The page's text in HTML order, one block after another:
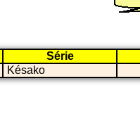
Série
Késako